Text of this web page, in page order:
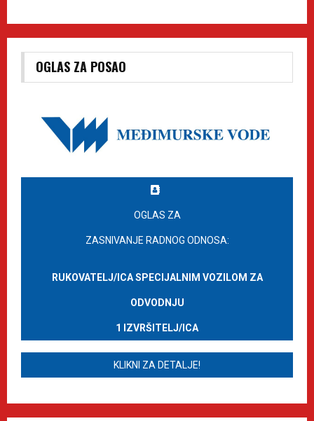
OGLAS ZA POSAO
OGLAS ZA
ZASNIVANJE RADNOG ODNOSA:
RUKOVATELJ/ICA SPECIJALNIM VOZILOM ZA
ODVODNJU
1 IZVRŠITELJ/ICA
KLIKNI ZA DETALJE!